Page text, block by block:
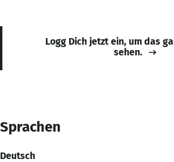
Logg Dich jetzt ein, um das
sehen.
Sprachen
Deutsch